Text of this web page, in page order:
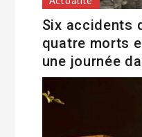
Six accidents
quatre morts
une journée